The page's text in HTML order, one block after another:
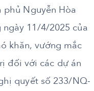
phủ Nguyễn Hòa
11/4/2025 của
khăn, vướng mắc
đối với các dự án
quyết số 233/NQ-